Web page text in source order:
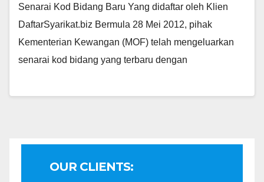
Senarai Kod Bidang Baru Yang didaftar oleh Klien
DaftarSyarikat.biz Bermula 28 Mei 2012, pihak
Kementerian Kewangan (MOF) telah mengeluarkan
senarai kod bidang yang terbaru dengan
OUR CLIENTS: